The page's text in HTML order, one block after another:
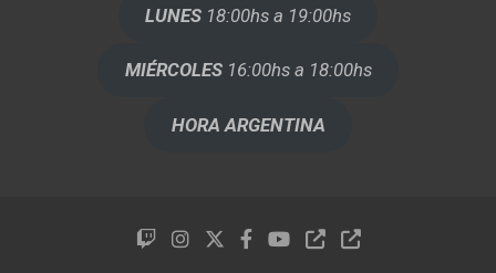
LUNES 18:00hs a 19:00hs
MIÉRCOLES16:00hs a 18:00hs
HORA ARGENTINA